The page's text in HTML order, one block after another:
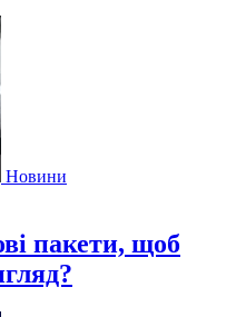
Новини
пакети, щоб